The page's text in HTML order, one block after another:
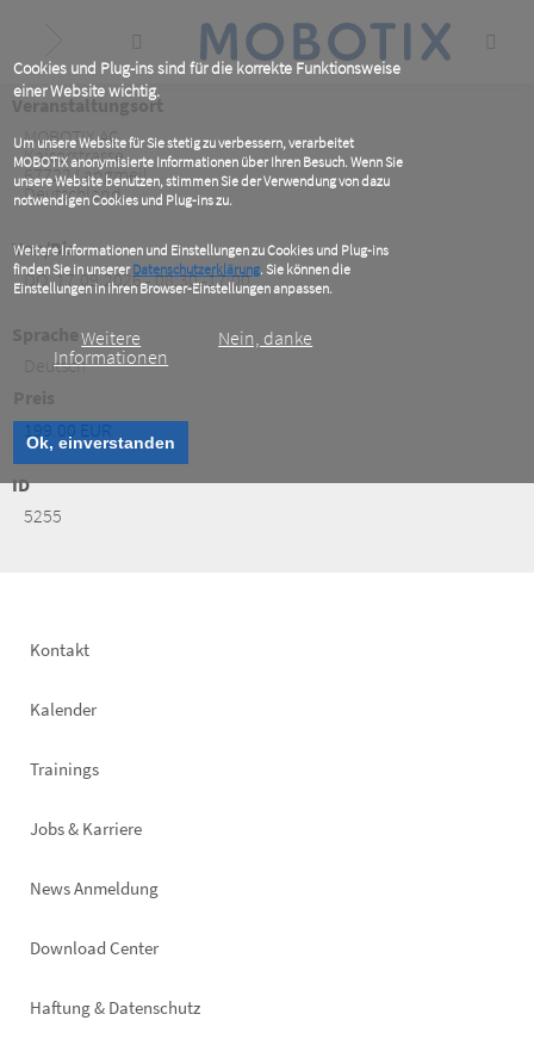
Cookies und Plug-ins sind für die korrekte Funktionsweise
einer Website wichtig.
Um unsere Website für Sie stetig zu verbessern, verarbeitet
MOBOTIX anonymisierte Informationen über Ihren Besuch. Wenn Sie
unsere Website benutzen, stimmen Sie der Verwendung von dazu
notwendigen Cookies und Plug-ins zu.
Weitere Informationen und Einstellungen zu Cookies und Plug-ins
finden Sie in unsererDatenschutzerklärung. Sie können die
Einstellungen in Ihren Browser-Einstellungen anpassen.
Weitere
Informationen
Nein, danke
Ok, einverstanden
content
Veranstaltungsort
MOBOTIX AG
Kaiserstrasse
67722Langmeil
Deutschland
Von/Bis
DO, 17.09.2026 - 08:30 -17:00
Deutsch
ID
5255
Footer
Kontakt
Kalender
Trainings
Jobs & Karriere
News Anmeldung
Footer
Download Center
Haftung & Datenschutz